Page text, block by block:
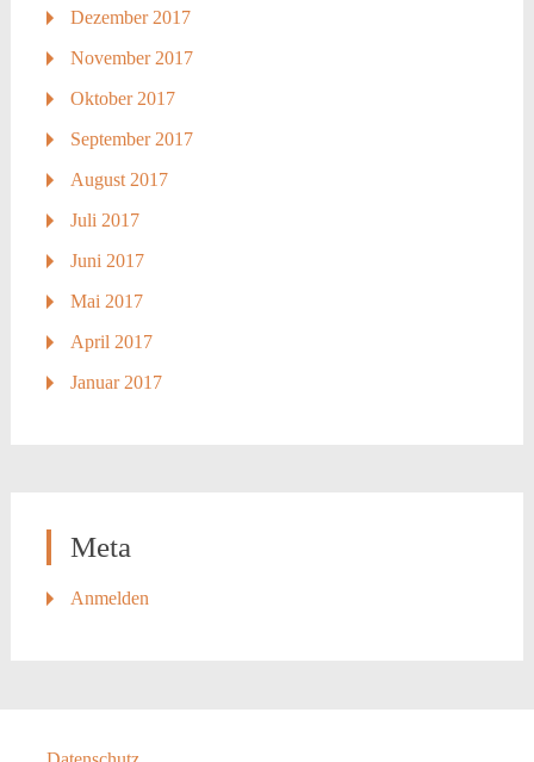
Dezember 2017
November 2017
Oktober 2017
September 2017
August 2017
Juli 2017
Juni 2017
Mai 2017
April 2017
Januar 2017
Meta
Anmelden